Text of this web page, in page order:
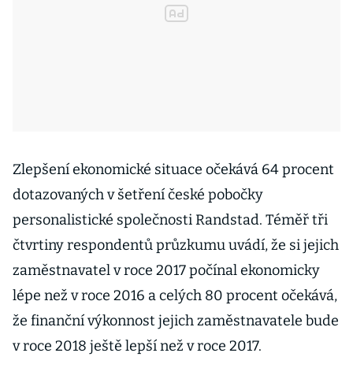
Zlepšení ekonomické situace očekává 64 procent
dotazovaných v šetření české pobočky
personalistické společnosti Randstad. Téměř tři
čtvrtiny respondentů průzkumu uvádí, že si jejich
zaměstnavatel v roce 2017 počínal ekonomicky
lépe než v roce 2016 a celých 80 procent očekává,
že finanční výkonnost jejich zaměstnavatele bude
v roce 2018 ještě lepší než v roce 2017.